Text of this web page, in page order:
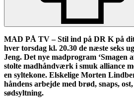
MAD PÅ TV – Stil ind på DR K på
hver torsdag kl. 20.30 de næste seks
Jeng. Det nye madprogram ‘Smagen
stolte madhåndværk i smuk alliance
en syltekone. Elskelige Morten
håndens arbejde med brød, snaps,
sødsyltning.